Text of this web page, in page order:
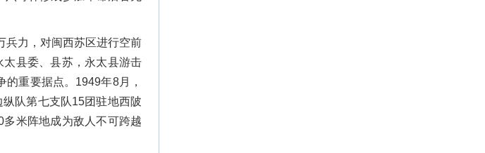
兵力，对闽西苏区进行空前
太县委、县苏，永太县游击
重要据点。1949年8月，
队第七支队15团驻地西陂
米阵地成为敌人不可跨越